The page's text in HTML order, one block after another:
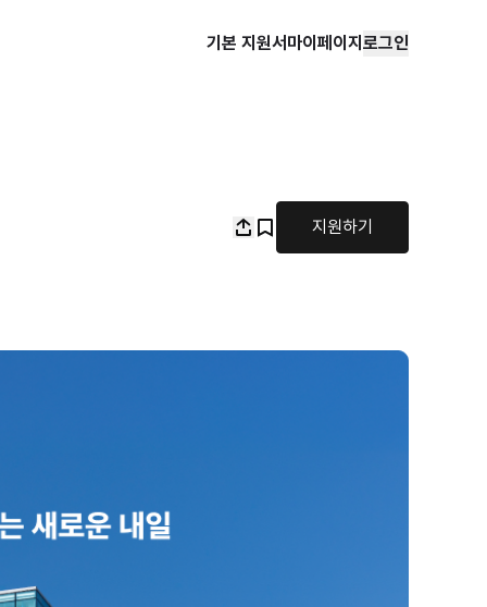
기본 지원서 마이페이지 로그인
지원하기